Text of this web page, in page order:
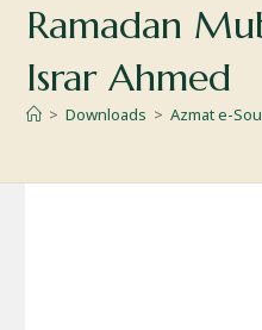
Ramadan
Israr Ahmed
> Downloads > Azmat e-